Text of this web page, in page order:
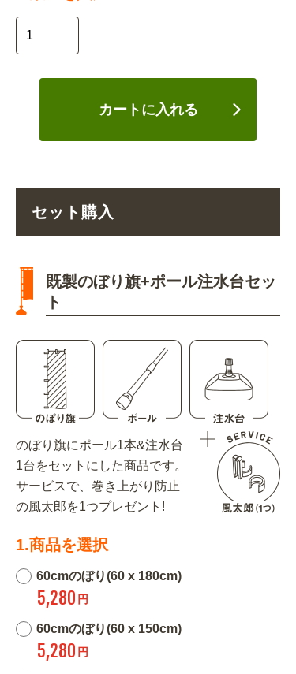
カートに入れる
セット購入
既製のぼり旗+ポール注水台セッ
ト
のぼり旗にポール1本&注水台
1台をセットにした商品です。
サービスで、巻き上がり防止
の風太郎を1つプレゼント!
1.商品を選択
60cmのぼり(60 x 180cm)
5,280 円
60cmのぼり(60 x 150cm)
5,280 円